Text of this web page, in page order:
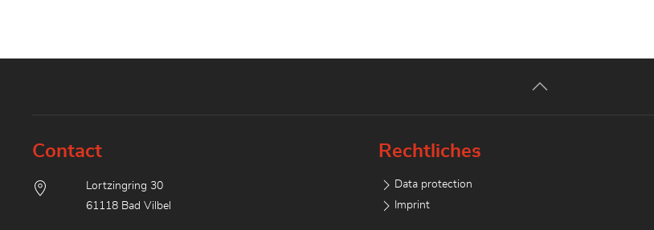
Contact
Lortzingring 30
61118 Bad Vilbel
Rechtliches
Data protection
Imprint